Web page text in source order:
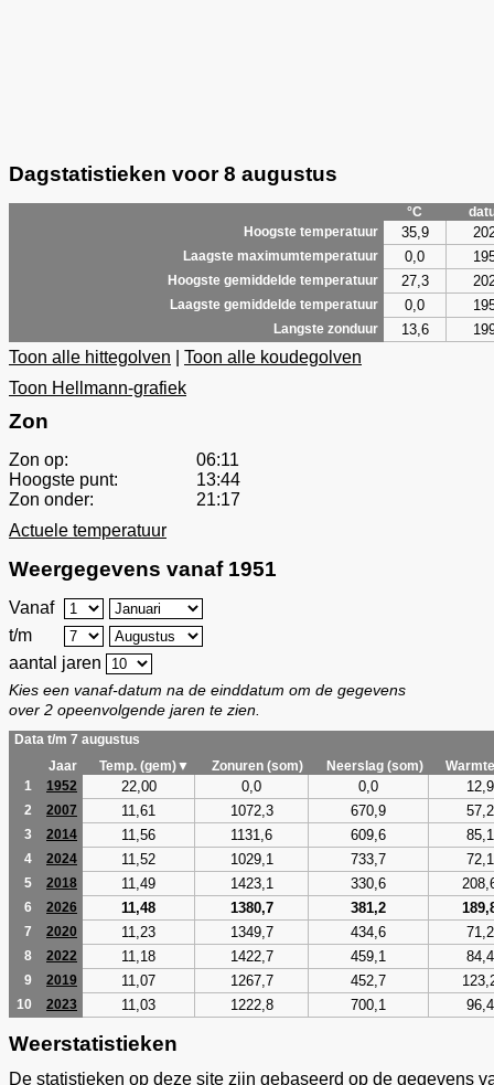
Dagstatistieken voor 8 augustus
°C
Hoogste temperatuur
35,9
Laagste maximumtemperatuur 0,0
Hoogste gemiddelde temperatuur 27,3
Laagste gemiddelde temperatuur 0,0
Langste zonduur 13,6
Toon alle hittegolven
Toon alle koudegolven
Toon Hellmann-grafiek
Zon
Zon op:
06:11
Hoogste punt:
13:44
Zon onder:
21:17
Actuele temperatuur
Weergegevens vanaf 1951
Vanaf
t/m
aantal jaren
Kies een vanaf-datum na de einddatum om de gegevens
over 2 opeenvolgende jaren te zien.
Data t/m 7 augustus
Jaar
Temp. (gem)▼ Zonuren (som) Neerslag (som)
1
1952 22,00 0,0 0,0 12,9
2 2007 11,61 1072,3 670,9 57,2
3 2014 11,56 1131,6 609,6 85,1
4 2024 11,52 1029,1 733,7 72,1
5 2018 11,49 1423,1 330,6
6 2026 11,48 1380,7 381,2
7 2020 11,23 1349,7 434,6 71,2
8 2022 11,18 1422,7 459,1 84,4
9 2019 11,07 1267,7 452,7
10 2023 11,03 1222,8 700,1 96,4
Weerstatistieken
De statistieken op deze site zijn gebaseerd op de gegevens